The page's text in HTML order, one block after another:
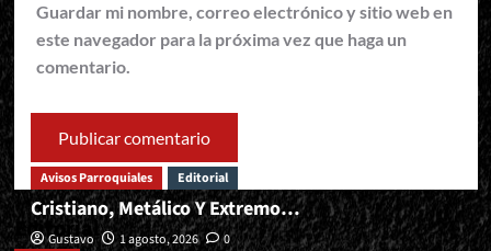
Guardar mi nombre, correo electrónico y sitio web en
este navegador para la próxima vez que haga un
comentario.
Editorial
Avisos Parroquiales Editorial
Cristiano, Metálico Y Extremo…
Gustavo 1 agosto, 2026 0